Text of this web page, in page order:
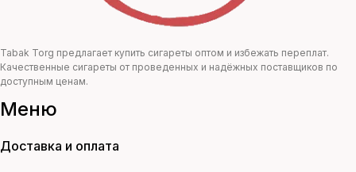
Tabak Torg предлагает купить сигареты оптом и избежать переплат.
Качественные сигареты от проведенных и надёжных поставщиков по
доступным ценам.
Меню
Доставка и оплата